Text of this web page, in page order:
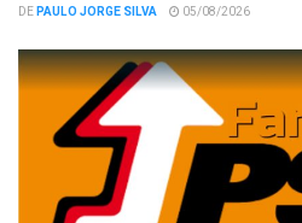
DEPAULO JORGE SILVA 05/08/2026